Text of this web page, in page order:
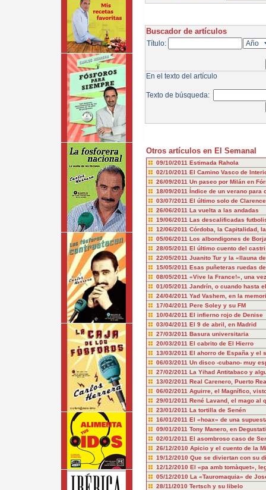
Buscador de artículos
Título:
En el texto del artículo
Texto de búsqueda:
Otros artículos en El Semanal
09/10/2011 Estimada Rahola
02/10/2011 El Camino Vasco de
26/09/2011 Un paseo por Milán en
18/09/2011 Índice de un verano para
03/07/2011 El último solo de
26/06/2011 La vuelta a las andadas
19/06/2011 Las descalificadas
12/06/2011 Córdoba, la Capitalidad,
05/06/2011 Los albondigones de
28/05/2011 El último cuento del
22/05/2011 Juanito Tur y la «llauna
15/05/2011 Esas puñeteras ruedas
08/05/2011 «Vive la France!», una
01/05/2011 Jandrín, o cuando hasta
24/04/2011 Yad Vashem, en la
17/04/2011 Pere Soley y su FM
10/04/2011 El infierno rojo de Denise
03/04/2011 El 9 de abril, en Madrid
27/03/2011 Basura universitaria
20/03/2011 El cabrito de El Hierro
13/03/2011 El ahorro de España y el
06/03/2011 Un disco -cubano- muy
27/02/2011 La Yihad Antitabaco y
13/02/2011 Real Carenero, Puerto
06/02/2011 Aguirre, el Magnífico,
29/01/2011 René Lavand, el mago al
23/01/2011 La tortilla de Senén
16/01/2011 El «hoax» de una
09/01/2011 Tony Manero, en
02/01/2011 El asombroso caso de
26/12/2010 Apicio y el cuento de la
19/12/2010 Que se diviertan con su
12/12/2010 El «pa amb tomàquet»,
05/12/2010 La «Tauromaquia» de
28/11/2010 Tertsch y su libelo